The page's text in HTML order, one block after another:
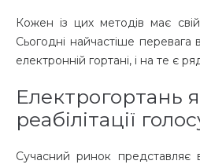
Кожен із цих методів має свій
Сьогодні найчастіше перевага
електронній гортані, і на те є
Електрогортань
реабілітації
Сучасний ринок представляє